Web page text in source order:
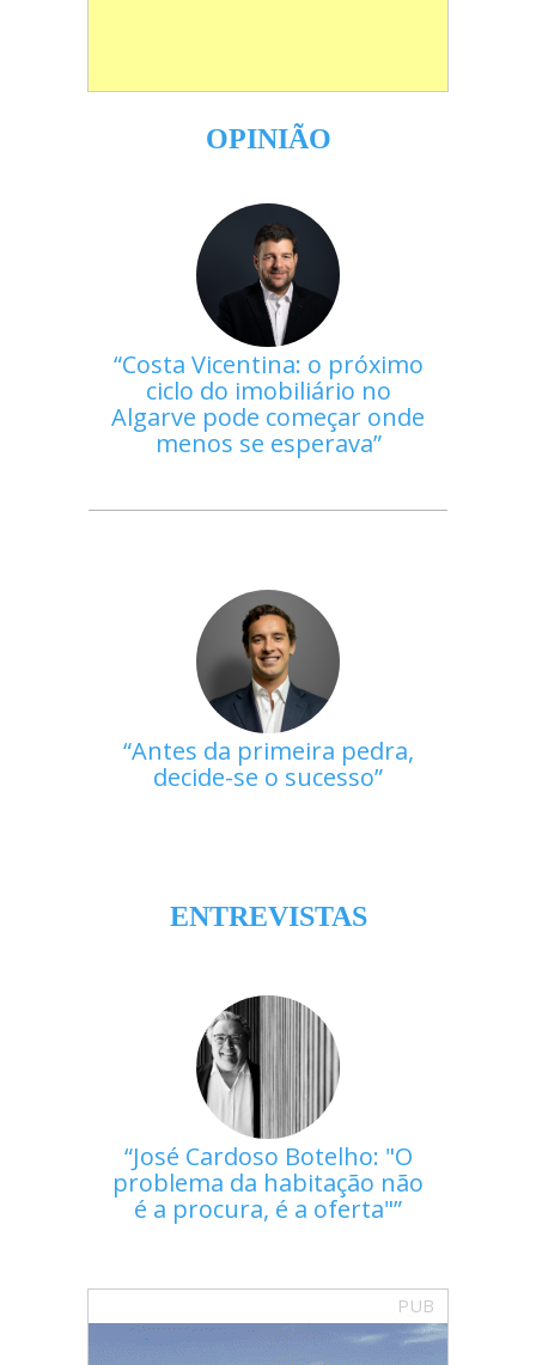
OPINIÃO
Costa Vicentina: o próximo
ciclo do imobiliário no
Algarve pode começar onde
menos se esperava
Antes da primeira pedra,
decide-se o sucesso
ENTREVISTAS
José Cardoso Botelho: "O
problema da habitação não
é a procura, é a oferta"
PUB